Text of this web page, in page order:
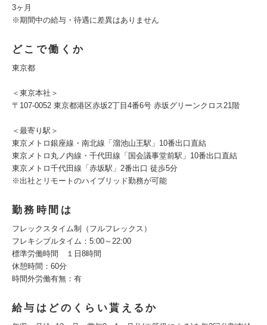
3ヶ月
※期間中の給与・待遇に差異はありません
どこで働くか
東京都
＜東京本社＞
〒107-0052 東京都港区赤坂2丁目4番6号 赤坂グリーンクロス21階
＜最寄り駅＞
東京メトロ銀座線・南北線「溜池山王駅」10番出口直結
東京メトロ丸ノ内線・千代田線「国会議事堂前駅」10番出口直結
東京メトロ千代田線「赤坂駅」2番出口 徒歩5分
※出社とリモートのハイブリッド勤務が可能
勤務時間は
フレックスタイム制（フルフレックス）
フレキシブルタイム：5:00～22:00
標準労働時間 １日8時間
休憩時間：60分
時間外労働有無：有
給与はどのくらい貰えるか